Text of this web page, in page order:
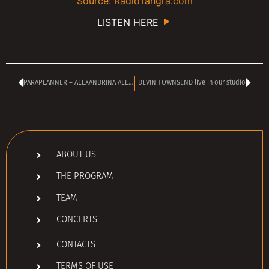
LISTEN HERE
PARAPLANNER – ALEXANDRINA ALEXANDROVA DEVIN TOWNSEND live in our studio
ABOUT US
THE PROGRAM
TEAM
CONCERTS
CONTACTS
TERMS OF USE